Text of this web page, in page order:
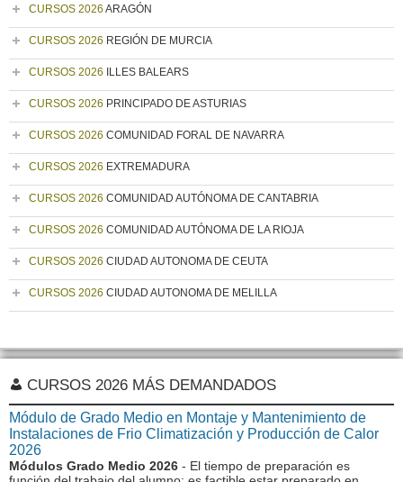
CURSOS 2026 ARAGÓN
CURSOS 2026 REGIÓN DE MURCIA
CURSOS 2026 ILLES BALEARS
CURSOS 2026 PRINCIPADO DE ASTURIAS
CURSOS 2026 COMUNIDAD FORAL DE NAVARRA
CURSOS 2026 EXTREMADURA
CURSOS 2026 COMUNIDAD AUTÓNOMA DE CANTABRIA
CURSOS 2026 COMUNIDAD AUTÓNOMA DE LA RIOJA
CURSOS 2026 CIUDAD AUTONOMA DE CEUTA
CURSOS 2026 CIUDAD AUTONOMA DE MELILLA
CURSOS 2026 MÁS DEMANDADOS
Módulo de Grado Medio en Montaje y Mantenimiento de
Instalaciones de Frio Climatización y Producción de Calor
2026
Módulos Grado Medio 2026 - El tiempo de preparación es